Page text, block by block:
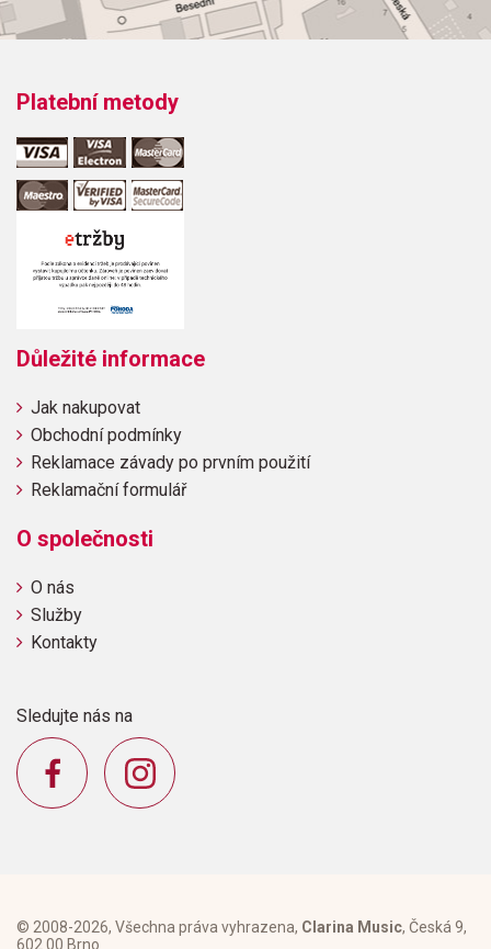
Platební metody
Důležité informace
Jak nakupovat
Obchodní podmínky
Reklamace závady po prvním použití
Reklamační formulář
O společnosti
O nás
Služby
Kontakty
Sledujte nás na
© 2008-2026, Všechna práva vyhrazena, Clarina Music, Česká 9,
602 00 Brno